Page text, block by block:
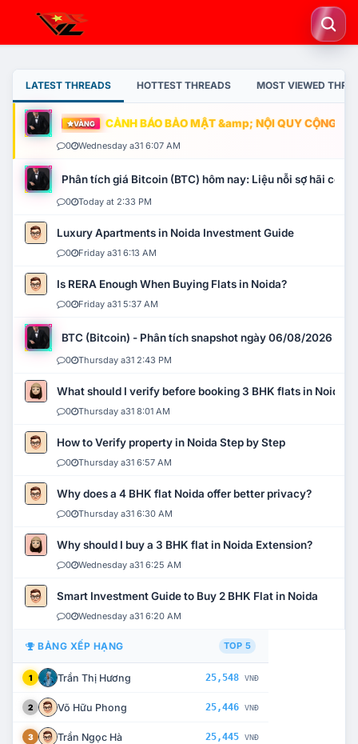
LATEST THREADS HOTTEST THREADS MOST VIEWED
VÀNG CẢNH BÁO BẢO MẬT &amp; NỘI QUY CỘNG
0 Wednesday a31 6:07 AM
Phân tích giá Bitcoin (BTC) hôm nay: Liệu nỗi sợ hãi có
0 Today at 2:33 PM
Luxury Apartments in Noida Investment Guide
0 Friday a31 6:13 AM
Is RERA Enough When Buying Flats in Noida?
0 Friday a31 5:37 AM
BTC (Bitcoin) - Phân tích snapshot ngày 06/08/2026
0 Thursday a31 2:43 PM
What should I verify before booking 3 BHK flats in Noida?
0 Thursday a31 8:01 AM
How to Verify property in Noida Step by Step
0 Thursday a31 6:57 AM
Why does a 4 BHK flat Noida offer better privacy?
0 Thursday a31 6:30 AM
Why should I buy a 3 BHK flat in Noida Extension?
0 Wednesday a31 6:25 AM
Smart Investment Guide to Buy 2 BHK Flat in Noida
0 Wednesday a31 6:20 AM
BẢNG XẾP HẠNG TOP 5
1 Trần Thị Hương 25,548 VNĐ
2 Võ Hữu Phong 25,446 VNĐ
3 Trần Ngọc Hà 25,445 VNĐ